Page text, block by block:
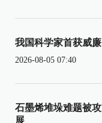
我国科学家首获威
2026-08-05 07:40
石墨烯堆垛难题被
展